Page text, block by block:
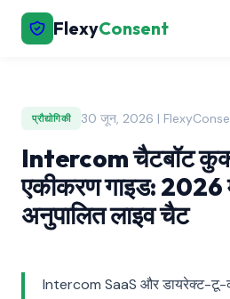
FlexyConsent
प्रौद्योगिकी 30 जून, 2026 |
Intercom चैटबॉट
एकीकरण गाइड:
अनुपालित लाइव चैट
Intercom SaaS और डायरेक्ट-टू-